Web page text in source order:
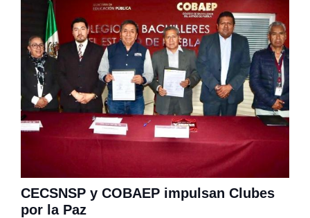
CECSNSP y COBAEP impulsan Clubes
por la Paz